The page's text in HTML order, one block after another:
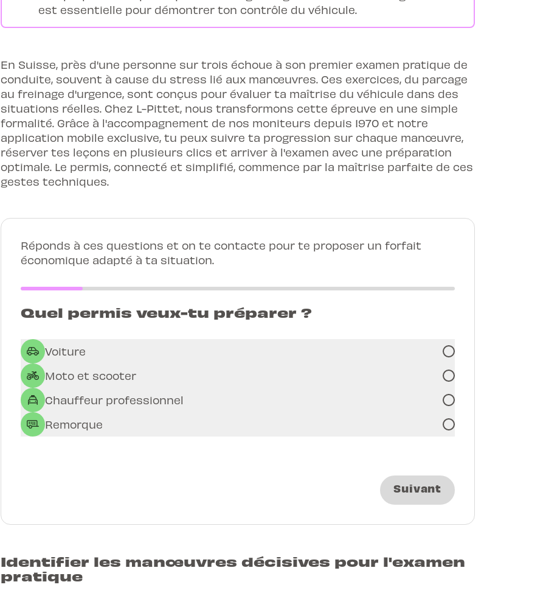
est essentielle pour démontrer ton contrôle du véhicule.
En Suisse, près d'une personne sur trois échoue à son premier examen pratique de
conduite, souvent à cause du stress lié aux manœuvres. Ces exercices, du parcage
au freinage d'urgence, sont conçus pour évaluer ta maîtrise du véhicule dans des
situations réelles. Chez L-Pittet, nous transformons cette épreuve en une simple
formalité. Grâce à l'accompagnement de nos moniteurs depuis 1970 et notre
application mobile exclusive, tu peux suivre ta progression sur chaque manœuvre,
réserver tes leçons en plusieurs clics et arriver à l'examen avec une préparation
optimale. Le permis, connecté et simplifié, commence par la maîtrise parfaite de ces
gestes techniques.
Réponds à ces questions et on te contacte pour te proposer un forfait
économique adapté à ta situation.
Quel permis veux-tu préparer ?
Voiture
Moto et scooter
Chauffeur professionnel
Remorque
Suivant
Identifier les manœuvres décisives pour l'examen
pratique